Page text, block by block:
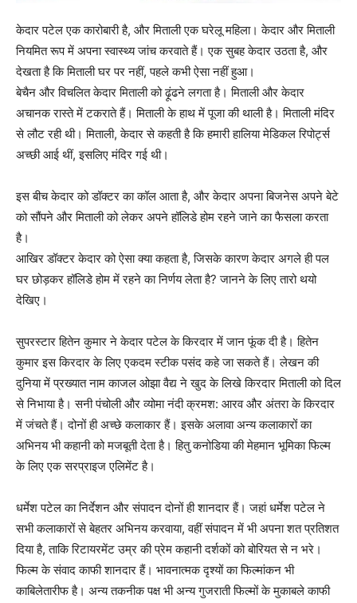
केदार पटेल एक कारोबारी है, और मिताली एक घरेलू महिला। केदार और मिताली
नियमित रूप में अपना स्वास्थ्य जांच करवाते हैं। एक सुबह केदार उठता है, और
देखता है कि मिताली घर पर नहीं, पहले कभी ऐसा नहीं हुआ।
बेचैन और विचलित केदार मिताली को ढ़ूंढने लगता है। मिताली और केदार
अचानक रास्ते में टकराते हैं। मिताली के हाथ में पूजा की थाली है। मिताली मंदिर
से लौट रही थी। मिताली, केदार से कहती है कि हमारी हालिया मेडिकल रिपोर्ट्स
अच्छी आई थीं, इसलिए मंदिर गई थी।
इस बीच केदार को डॉक्टर का कॉल आता है, और केदार अपना बिजनेस अपने बेटे
को सौंपने और मिताली को लेकर अपने हॉलिडे होम रहने जाने का फैसला करता
है।
आखिर डॉक्टर केदार को ऐसा क्या कहता है, जिसके कारण केदार अगले ही पल
घर छोड़कर हॉलिडे होम में रहने का निर्णय लेता है? जानने के लिए तारो थयो
देखिए।
सुपरस्टार हितेन कुमार ने केदार पटेल के किरदार में जान फूंक दी है। हितेन
कुमार इस किरदार के लिए एकदम स्टीक पसंद कहे जा सकते हैं। लेखन की
दुनिया में प्रख्यात नाम काजल ओझा वैद्य ने खुद के लिखे किरदार मिताली को दिल
से निभाया है। सनी पंचोली और व्योमा नंदी क्रमश: आरव और अंतरा के किरदार
में जंचते हैं। दोनों ही अच्छे कलाकार हैं। इसके अलावा अन्य कलाकारों का
अभिनय भी कहानी को मजबूती देता है। हितु कनोडिया की मेहमान भूमिका फिल्म
के लिए एक सरप्राइज एलिमेंट है।
धर्मेश पटेल का निर्देशन और संपादन दोनों ही शानदार हैं। जहां धर्मेश पटेल ने
सभी कलाकारों से बेहतर अभिनय करवाया, वहीं संपादन में भी अपना शत प्रतिशत
दिया है, ताकि रिटायरमेंट उम्र की प्रेम कहानी दर्शकों को बोरियत से न भरे।
फिल्म के संवाद काफी शानदार हैं। भावनात्मक दृश्यों का फिल्मांकन भी
काबिलेतारीफ है। अन्य तकनीक पक्ष भी अन्य गुजराती फिल्मों के मुकाबले काफी